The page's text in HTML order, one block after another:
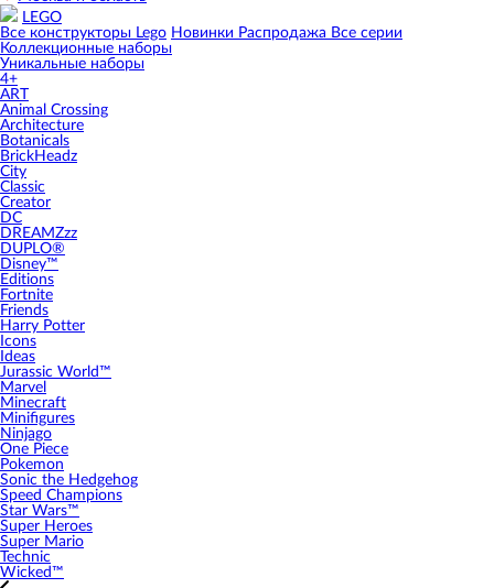
LEGO
Все конструкторы Lego Новинки Распродажа Все серии
Коллекционные наборы
Уникальные наборы
4+
ART
Animal Crossing
Architecture
Botanicals
BrickHeadz
City
Classic
Creator
DC
DREAMZzz
DUPLO®
Disney™
Editions
Fortnite
Friends
Harry Potter
Icons
Ideas
Jurassic World™
Marvel
Minecraft
Minifigures
Ninjago
One Piece
Pokemon
Sonic the Hedgehog
Speed Champions
Star Wars™
Super Heroes
Super Mario
Technic
Wicked™